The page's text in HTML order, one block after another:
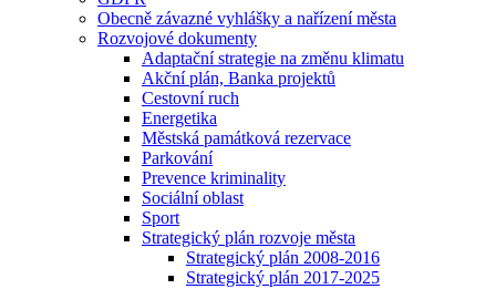
Obecně závazné vyhlášky a nařízení města
Rozvojové dokumenty
Adaptační strategie na změnu klimatu
Akční plán, Banka projektů
Cestovní ruch
Energetika
Městská památková rezervace
Parkování
Prevence kriminality
Sociální oblast
Sport
Strategický plán rozvoje města
Strategický plán 2008-2016
Strategický plán 2017-2025